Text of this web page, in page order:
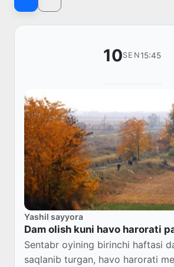
10SEN15:45
Yashil sayyora
Dam olish kuni havo harorati
Sentabr oyining birinchi haftasi
saqlanib turgan, havo harorati